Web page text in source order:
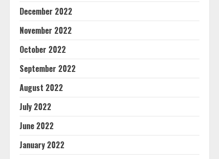
December 2022
November 2022
October 2022
September 2022
August 2022
July 2022
June 2022
January 2022